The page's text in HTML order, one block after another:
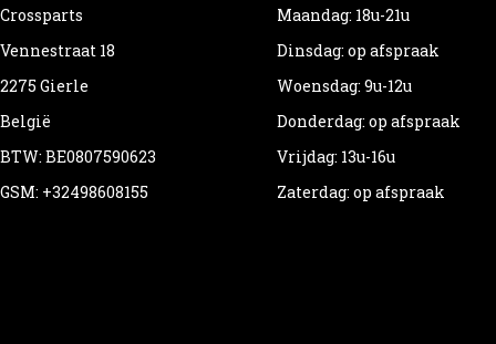
Crossparts
Vennestraat 18
2275 Gierle
België
BTW: BE0807590623
GSM: +32498608155
Maandag: 18u-21u
Dinsdag: op afspraak
Woensdag: 9u-12u
Donderdag: op afspraak
Vrijdag: 13u-16u
Zaterdag: op afspraak